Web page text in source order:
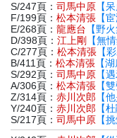
S/247頁：司馬中原 【
F/199頁：松本清張 【
E/268頁：龍應台 【野
D/398頁：江上剛 【無
C/277頁：松本清張 【
B/411頁：松本清張 【
S/292頁：司馬中原 【
A/306頁：松本清張 【
Z/314頁：赤川次郎 【
Y/240頁：赤川次郎 【
S/217頁：司馬中原 【